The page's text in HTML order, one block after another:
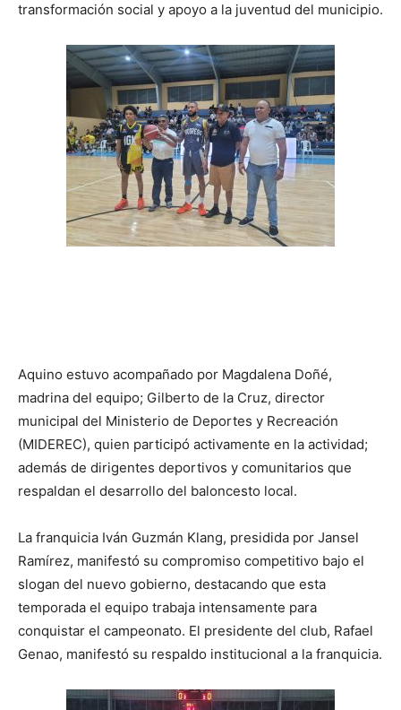
transformación social y apoyo a la juventud del municipio.
Aquino estuvo acompañado por Magdalena Doñé,
madrina del equipo; Gilberto de la Cruz, director
municipal del Ministerio de Deportes y Recreación
(MIDEREC), quien participó activamente en la actividad;
además de dirigentes deportivos y comunitarios que
respaldan el desarrollo del baloncesto local.
La franquicia Iván Guzmán Klang, presidida por Jansel
Ramírez, manifestó su compromiso competitivo bajo el
slogan del nuevo gobierno, destacando que esta
temporada el equipo trabaja intensamente para
conquistar el campeonato. El presidente del club, Rafael
Genao, manifestó su respaldo institucional a la franquicia.